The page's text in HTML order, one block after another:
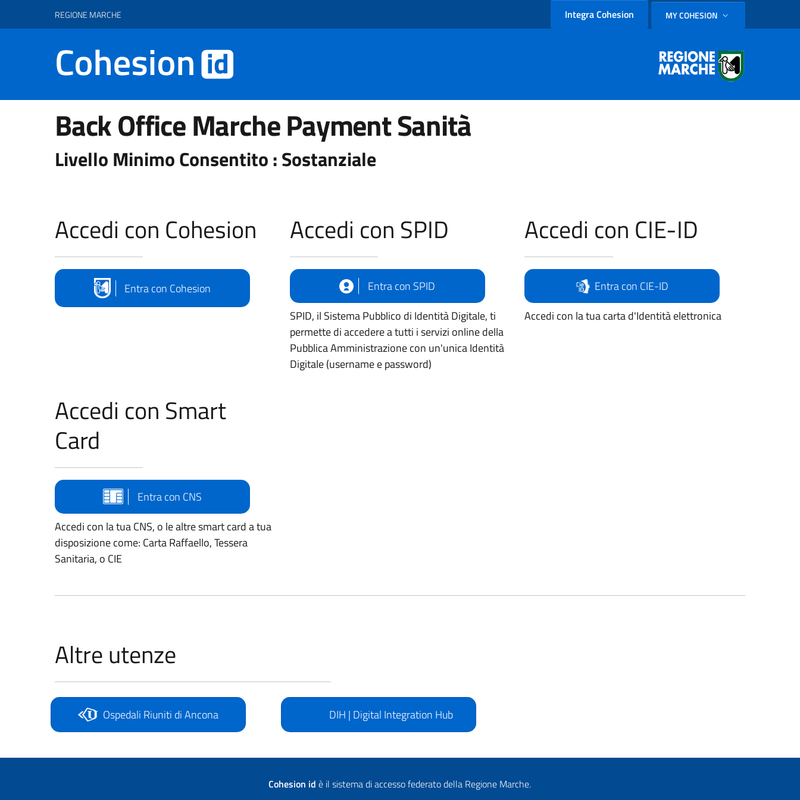
REGIONE MARCHE Integra Cohesion SELEZIONE LINGUA:
MY COHESION
Back Office Marche Payment Sanità
Livello Minimo Consentito : Sostanziale
Accedi con Cohesion
Entra con Cohesion
Accedi con SPID
Entra con SPID
SPID, il Sistema Pubblico di Identità Digitale, ti
permette di accedere a tutti i servizi online della
Pubblica Amministrazione con un'unica Identità
Digitale (username e password)
Accedi con CIE-ID
Entra con CIE-ID
Accedi con la tua carta d'Identità elettronica
Accedi con Smart
Card
Entra con CNS
Accedi con la tua CNS, o le altre smart card a tua
disposizione come: Carta Raffaello, Tessera
Sanitaria, o CIE
Altre utenze
Ospedali Riuniti di Ancona DIH | Digital Integration Hub
Cohesion id è il sistema di accesso federato della Regione Marche.